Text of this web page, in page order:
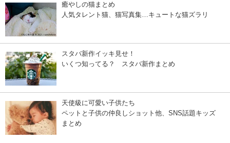
癒やしの猫まとめ
人気タレント猫、猫写真集…キュートな猫ズラリ
スタバ新作イッキ見せ！
いくつ知ってる？ スタバ新作まとめ
天使級に可愛い子供たち
ペットと子供の仲良しショット他、SNS話題キッズ
まとめ